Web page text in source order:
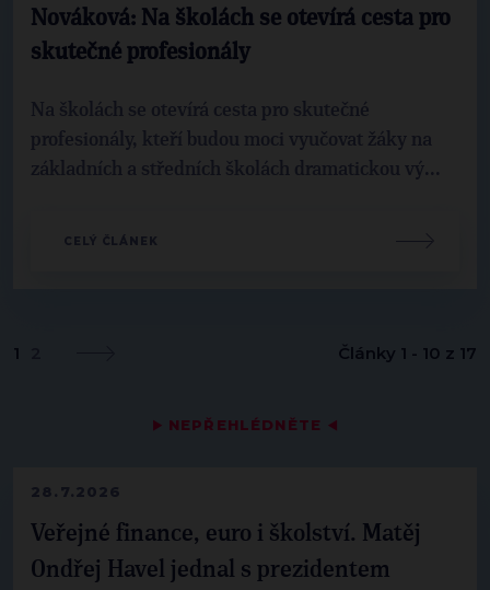
▶ NEPŘEHLÉDNĚTE ◀
28.7.2026
Veřejné finance, euro i školství. Matěj
Ondřej Havel jednal s prezidentem
Nováková: Na školách se otevírá cesta pro
skutečné profesionály
Na školách se otevírá cesta pro skutečné
profesionály, kteří budou moci vyučovat žáky na
základních a středních školách dramatickou vý...
CELÝ ČLÁNEK
1 Články 1 - 10 z 17